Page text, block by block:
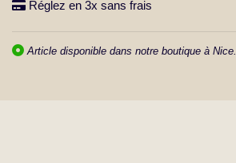
Réglez en 3x sans frais
Article disponible dans notre boutique à Nice.